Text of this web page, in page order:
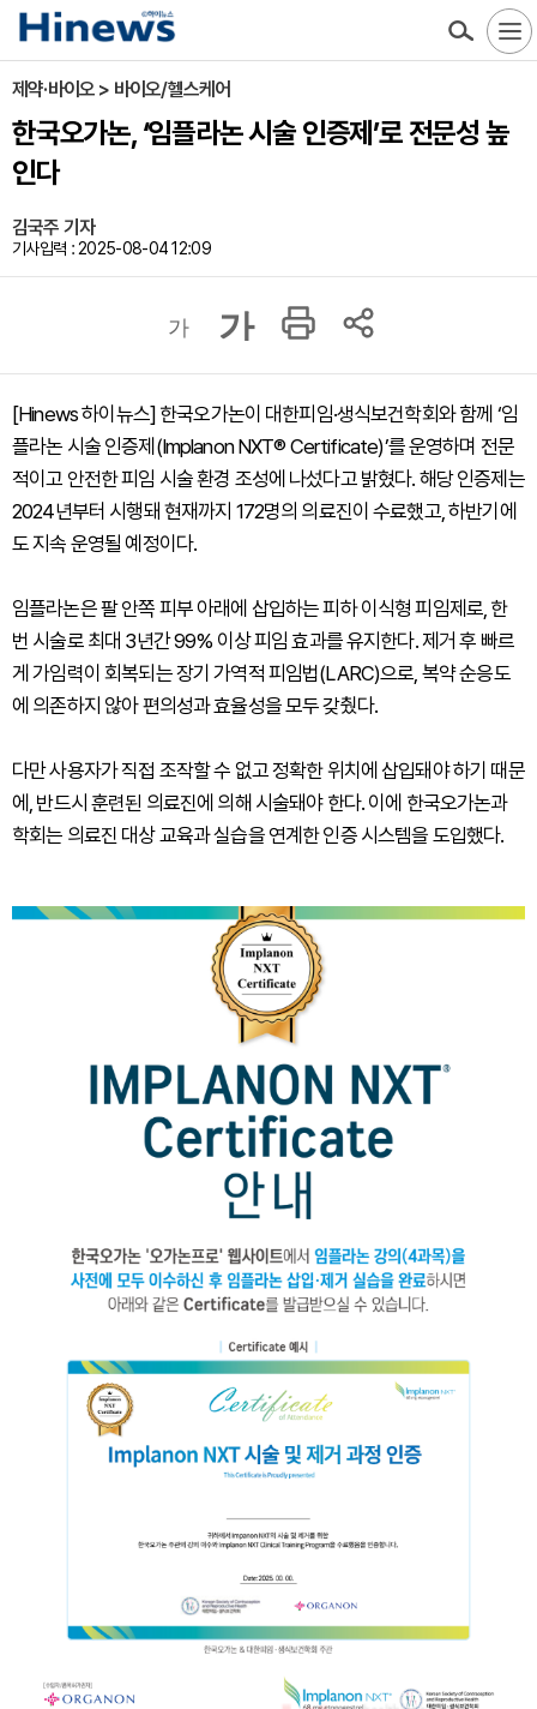
제약·바이오 > 바이오/헬스케어
한국오가논, ‘임플라논 시술 인증제’로 전문성 높
인다
김국주 기자
기사입력 : 2025-08-04 12:09
가 가
[Hinews 하이뉴스] 한국오가논이 대한피임·생식보건학회와 함께 ‘임
플라논 시술 인증제(Implanon NXT® Certificate)’를 운영하며 전문
적이고 안전한 피임 시술 환경 조성에 나섰다고 밝혔다. 해당 인증제는
2024년부터 시행돼 현재까지 172명의 의료진이 수료했고, 하반기에
도 지속 운영될 예정이다.
임플라논은 팔 안쪽 피부 아래에 삽입하는 피하 이식형 피임제로, 한
번 시술로 최대 3년간 99% 이상 피임 효과를 유지한다. 제거 후 빠르
게 가임력이 회복되는 장기 가역적 피임법(LARC)으로, 복약 순응도
에 의존하지 않아 편의성과 효율성을 모두 갖췄다.
다만 사용자가 직접 조작할 수 없고 정확한 위치에 삽입돼야 하기 때문
에, 반드시 훈련된 의료진에 의해 시술돼야 한다. 이에 한국오가논과
학회는 의료진 대상 교육과 실습을 연계한 인증 시스템을 도입했다.